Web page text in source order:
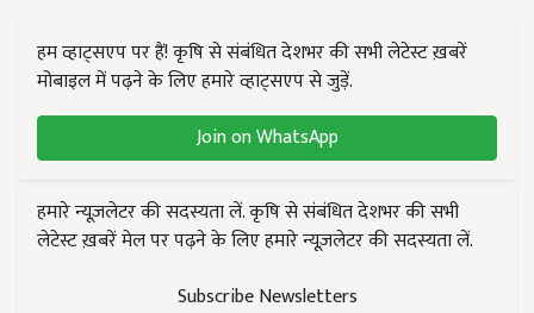
हम व्हाट्सएप पर हैं! कृषि से संबंधित देशभर की सभी लेटेस्ट ख़बरें
मोबाइल में पढ़ने के लिए हमारे व्हाट्सएप से जुड़ें.
Join on WhatsApp
हमारे न्यूज़लेटर की सदस्यता लें. कृषि से संबंधित देशभर की सभी
लेटेस्ट ख़बरें मेल पर पढ़ने के लिए हमारे न्यूज़लेटर की सदस्यता लें.
Subscribe Newsletters